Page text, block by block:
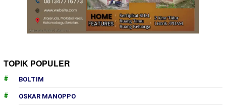
TOPIK POPULER
BOLTIM
OSKAR MANOPPO